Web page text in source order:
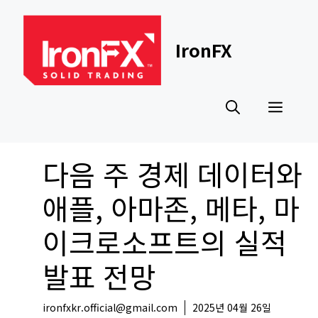
content
IronFX
다음 주 경제 데이터와
애플, 아마존, 메타, 마
이크로소프트의 실적
발표 전망
ironfxkr.official@gmail.com 2025년 04월 26일